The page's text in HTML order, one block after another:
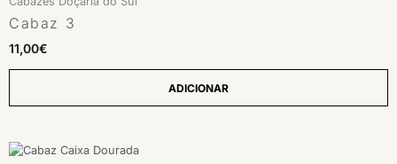
Cabaz 3
11,00€
ADICIONAR